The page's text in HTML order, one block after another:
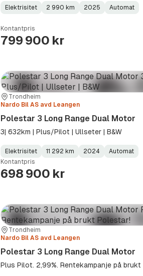
Fuel
Elektrisitet
Kilometerstand:
2 990 km
Model
2025
Gearbox
Automat
Kontantpris
799 900 kr
Sted:Trondheim
Forhandler:
Nardo Bil AS avd Leangen
Polestar 3 Long Range Dual Motor
3| 632km | Plus/Pilot | Ullseter | B&W
Fuel
Type:
Elektrisitet
Kilometerstand:
11 292 km
Model
Year:
2024
Gearbox
Type:
Automat
Kontantpris
698 900 kr
Sted:Trondheim
Forhandler:
Nardo Bil AS avd Leangen
Polestar 3 Long Range Dual Motor
Plus Pilot. 2,99%. Rentekampanje på